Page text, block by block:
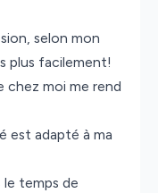
selon mon
plus facilement!
chez moi me rend
est adapté à ma
temps de